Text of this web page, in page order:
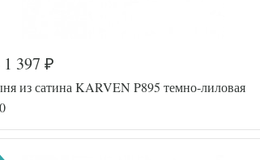
1 397 ₽
из сатина KARVEN P895 темно-лиловая